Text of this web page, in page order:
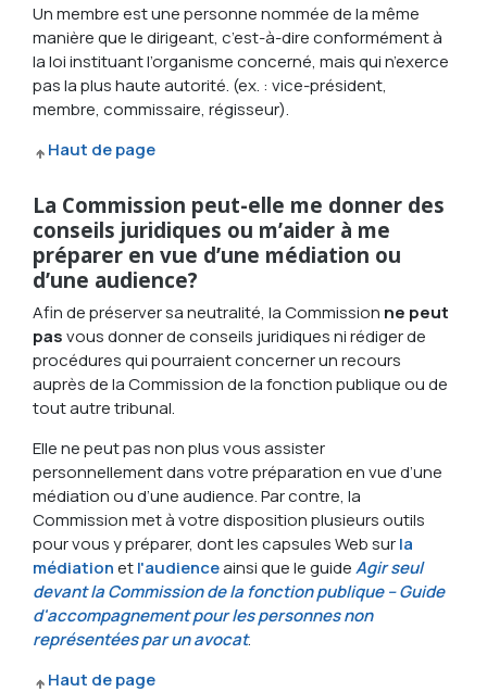
Un membre est une personne nommée de la même
manière que le dirigeant, c’est-à-dire conformément à
la loi instituant l’organisme concerné, mais qui n’exerce
pas la plus haute autorité. (ex. : vice-président,
membre, commissaire, régisseur).
Haut de page
La Commission peut-elle me donner des
conseils juridiques ou m’aider à me
préparer en vue d’une médiation ou
d’une audience?
Afin de préserver sa neutralité, la Commission ne peut
pasvous donner de conseils juridiques ni rédiger de
procédures qui pourraient concerner un recours
auprès de la Commission de la fonction publique ou de
tout autre tribunal.
Elle ne peut pas non plus vous assister
personnellement dans votre préparation en vue d’une
médiation ou d’une audience. Par contre, la
Commission met à votre disposition plusieurs outils
pour vous y préparer, dont les capsules Web surla
médiationetl'audienceainsi que le guideAgir seul
devant la Commission de la fonction publique – Guide
d'accompagnement pour les personnes non
représentées par un avocat.
Haut de page